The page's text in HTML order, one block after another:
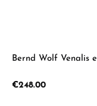
Bernd Wolf Venalis
Regular price:
€248.00